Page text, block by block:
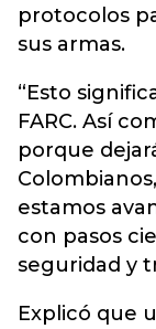
protocolos
sus armas.
“Esto
FARC. Así
porque
estamos
con pasos
seguridad y
Explicó que